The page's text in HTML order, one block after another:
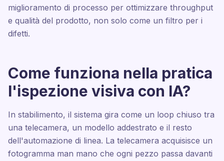
miglioramento di processo per ottimizzare throughput
e qualità del prodotto, non solo come un filtro per i
difetti.
Come funziona nella pratica
l'ispezione visiva con IA?
In stabilimento, il sistema gira come un loop chiuso tra
una telecamera, un modello addestrato e il resto
dell'automazione di linea. La telecamera acquisisce un
fotogramma man mano che ogni pezzo passa davanti